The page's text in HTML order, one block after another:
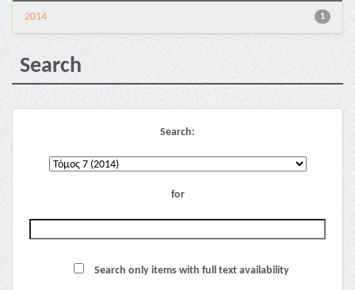
1
2014
Search
Search:
for
Search only items with full text availability